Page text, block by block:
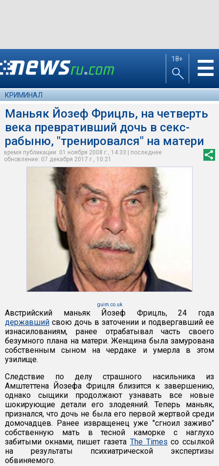
18+ ☰
КРИМИНАЛ
Маньяк Йозеф Фрицль, на четверть
века превративший дочь в секс-
рабыню, "тренировался" на матери
время публикации: 01 ноября 2008 г., 14:33 | последнее
обновление: 07 декабря 2017 г., 10:21
guim.co.uk
Австрийский маньяк Йозеф Фрицль, 24 года
державший свою дочь в заточении и подвергавший ее
изнасилованиям, ранее отрабатывал часть своего
безумного плана на матери. Женщина была замурована
собственным сыном на чердаке и умерла в этом
узилище.
Следствие по делу страшного насильника из
Амштеттена Йозефа Фрицля близится к завершению,
однако сыщики продолжают узнавать все новые
шокирующие детали его злодеяний. Теперь маньяк,
признался, что дочь не была его первой жертвой среди
домочадцев. Ранее извращенец уже "сгноил заживо"
собственную мать в тесной каморке с наглухо
забитыми окнами, пишет газета The Times со ссылкой
на результаты психиатрической экспертизы
обвиняемого.